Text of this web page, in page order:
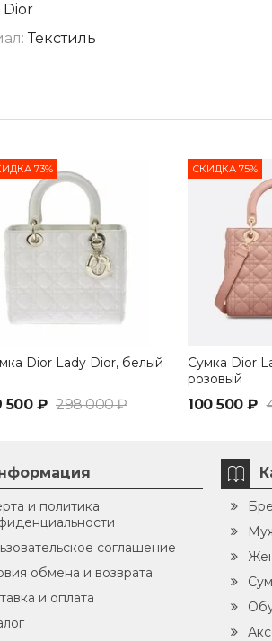
Dior
Текстиль
73%
Dior Lady Dior, белый
500 ₽ 298 000 ₽
СКИДКА 75%
Сумка Dior
розовый
100 500 ₽
и политика
соглашение
обмена и возврата
и оплата